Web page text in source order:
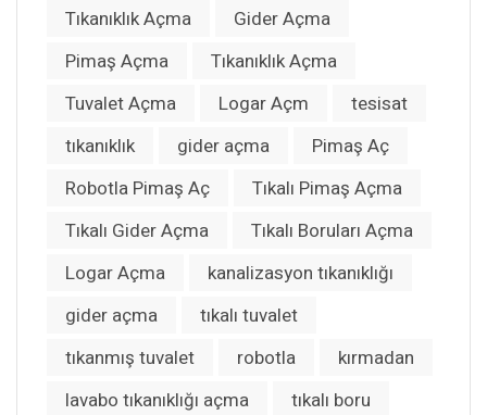
Tıkanıklık Açma
Gider Açma
Pimaş Açma
Tıkanıklık Açma
Tuvalet Açma
Logar Açm
tesisat
tıkanıklık
gider açma
Pimaş Aç
Robotla Pimaş Aç
Tıkalı Pimaş Açma
Tıkalı Gider Açma
Tıkalı Boruları Açma
Logar Açma
kanalizasyon tıkanıklığı
gider açma
tıkalı tuvalet
tıkanmış tuvalet
robotla
kırmadan
lavabo tıkanıklığı açma
tıkalı boru